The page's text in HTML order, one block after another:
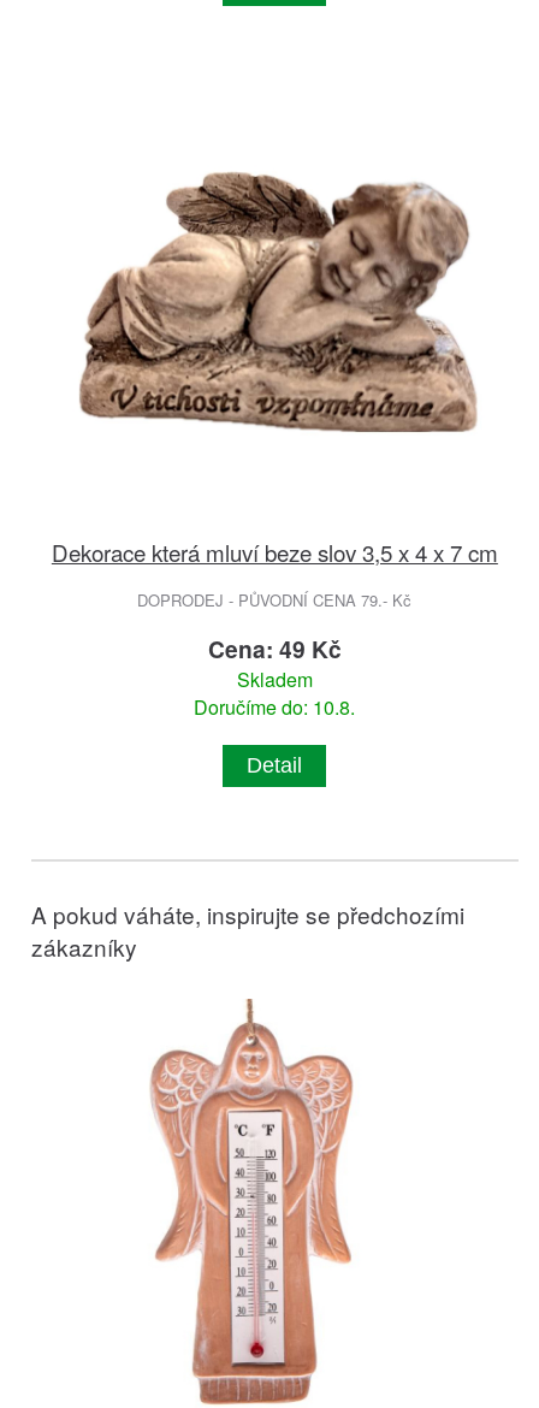
Dekorace která mluví beze slov 3,5 x 4 x 7 cm
DOPRODEJ - PŮVODNÍ CENA 79.- Kč
Cena: 49 Kč
Skladem
Doručíme do: 10.8.
Detail
A pokud váháte, inspirujte se předchozími
zákazníky